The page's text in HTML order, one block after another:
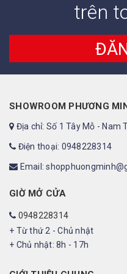
trên
SHOWROOM PHƯƠNG
Địa chỉ: Số 1 Tây Mỗ - Nam
Điện thoại: 0948228314
Email:
GIỜ MỞ CỬA
0948228314
+ Từ thứ 2 - Chủ nhật
+ Chủ nhật: 8h - 17h